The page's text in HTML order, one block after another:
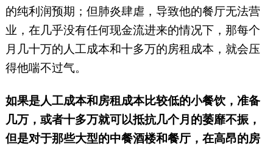
的纯利润预期；但肺炎肆虐，导致他的餐厅无法营
业，在几乎没有任何现金流进来的情况下，那每个
月几十万的人工成本和十多万的房租成本，就会压
得他喘不过气。
如果是人工成本和房租成本比较低的小餐饮，准备
几万，或者十多万就可以抵抗几个月的萎靡不振，
但是对于那些大型的中餐酒楼和餐厅，在高昂的房